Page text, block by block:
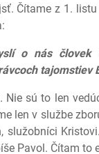
Čítame z 1.
o nás človek
tajomstiev
Nie sú to len
len v službe
služobníci
Pavol. Čítam to